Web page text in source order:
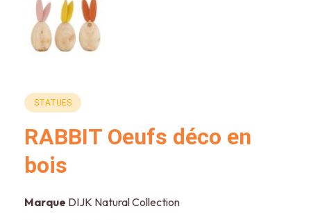
STATUES
RABBIT Oeufs déco en
bois
Marque DIJK Natural Collection